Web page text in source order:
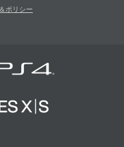
ポリシー